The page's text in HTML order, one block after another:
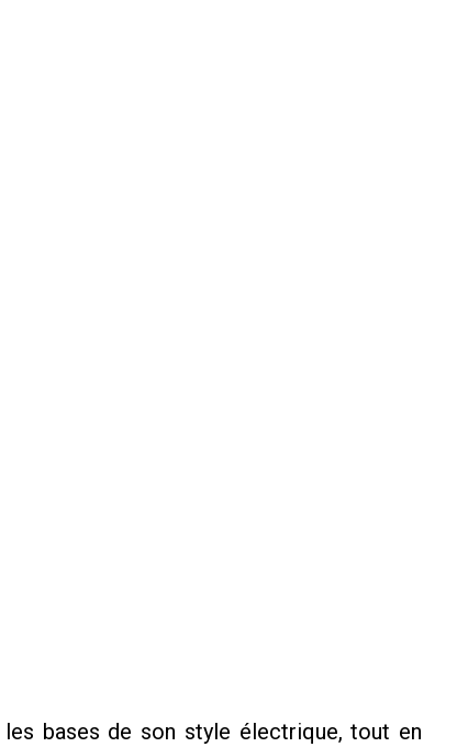
bases de son style électrique, tout en